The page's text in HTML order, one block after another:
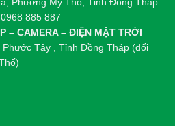
Phường Mỹ Tho, Tỉnh Đồng Tháp
885 887
– CAMERA – ĐIỆN MẶT TRỜI
Tây , Tỉnh Đồng Tháp (đối